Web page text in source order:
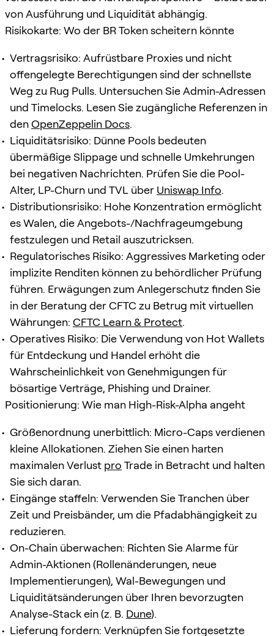
von Ausführung und Liquidität abhängig.
Risikokarte: Wo der BR Token scheitern könnte
Vertragsrisiko: Aufrüstbare Proxies und nicht
offengelegte Berechtigungen sind der schnellste
Weg zu Rug Pulls. Untersuchen Sie Admin-Adressen
und Timelocks. Lesen Sie zugängliche Referenzen in
denOpenZeppelin Docs.
Liquiditätsrisiko: Dünne Pools bedeuten
übermäßige Slippage und schnelle Umkehrungen
bei negativen Nachrichten. Prüfen Sie die Pool-
Alter, LP-Churn und TVL über Uniswap Info.
Distributionsrisiko: Hohe Konzentration ermöglicht
es Walen, die Angebots-/Nachfrageumgebung
festzulegen und Retail auszutricksen.
Regulatorisches Risiko: Aggressives Marketing oder
implizite Renditen können zu behördlicher Prüfung
führen. Erwägungen zum Anlegerschutz finden Sie
in der Beratung der CFTC zu Betrug mit virtuellen
Währungen: CFTC Learn & Protect.
Operatives Risiko: Die Verwendung von Hot Wallets
für Entdeckung und Handel erhöht die
Wahrscheinlichkeit von Genehmigungen für
bösartige Verträge, Phishing und Drainer.
Positionierung: Wie man High-Risk-Alpha angeht
Größenordnung unerbittlich: Micro-Caps verdienen
kleine Allokationen. Ziehen Sie einen harten
maximalen Verlust pro Trade in Betracht und halten
Sie sich daran.
Eingänge staffeln: Verwenden Sie Tranchen über
Zeit und Preisbänder, um die Pfadabhängigkeit zu
reduzieren.
On-Chain überwachen: Richten Sie Alarme für
Admin-Aktionen (Rollenänderungen, neue
Implementierungen), Wal-Bewegungen und
Liquiditätsänderungen über Ihren bevorzugten
Analyse-Stack ein (z. B. Dune).
Lieferung fordern: Verknüpfen Sie fortgesetzte